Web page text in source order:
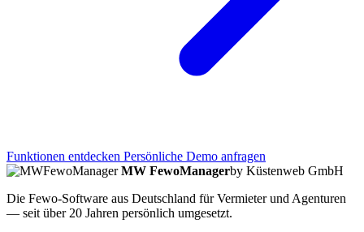
Funktionen entdecken Persönliche Demo anfragen
MW FewoManagerby Küstenweb GmbH
Die Fewo-Software aus Deutschland für Vermieter und Agenturen
— seit über 20 Jahren persönlich umgesetzt.